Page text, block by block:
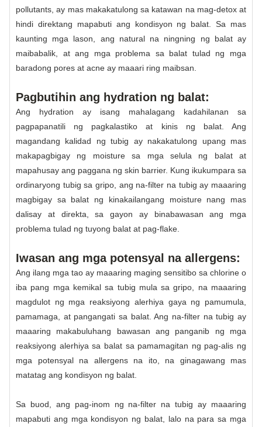
pollutants, ay mas makakatulong sa katawan na mag-detox at
hindi direktang mapabuti ang kondisyon ng balat. Sa mas
kaunting mga lason, ang natural na ningning ng balat ay
maibabalik, at ang mga problema sa balat tulad ng mga
baradong pores at acne ay maaari ring maibsan.
Pagbutihin ang hydration ng balat:
Ang hydration ay isang mahalagang kadahilanan sa
pagpapanatili ng pagkalastiko at kinis ng balat. Ang
magandang kalidad ng tubig ay nakakatulong upang mas
makapagbigay ng moisture sa mga selula ng balat at
mapahusay ang paggana ng skin barrier. Kung ikukumpara sa
ordinaryong tubig sa gripo, ang na-filter na tubig ay maaaring
magbigay sa balat ng kinakailangang moisture nang mas
dalisay at direkta, sa gayon ay binabawasan ang mga
problema tulad ng tuyong balat at pag-flake.
Iwasan ang mga potensyal na allergens:
Ang ilang mga tao ay maaaring maging sensitibo sa chlorine o
iba pang mga kemikal sa tubig mula sa gripo, na maaaring
magdulot ng mga reaksiyong alerhiya gaya ng pamumula,
pamamaga, at pangangati sa balat. Ang na-filter na tubig ay
maaaring makabuluhang bawasan ang panganib ng mga
reaksiyong alerhiya sa balat sa pamamagitan ng pag-alis ng
mga potensyal na allergens na ito, na ginagawang mas
matatag ang kondisyon ng balat.
Sa buod, ang pag-inom ng na-filter na tubig ay maaaring
mapabuti ang mga kondisyon ng balat, lalo na para sa mga